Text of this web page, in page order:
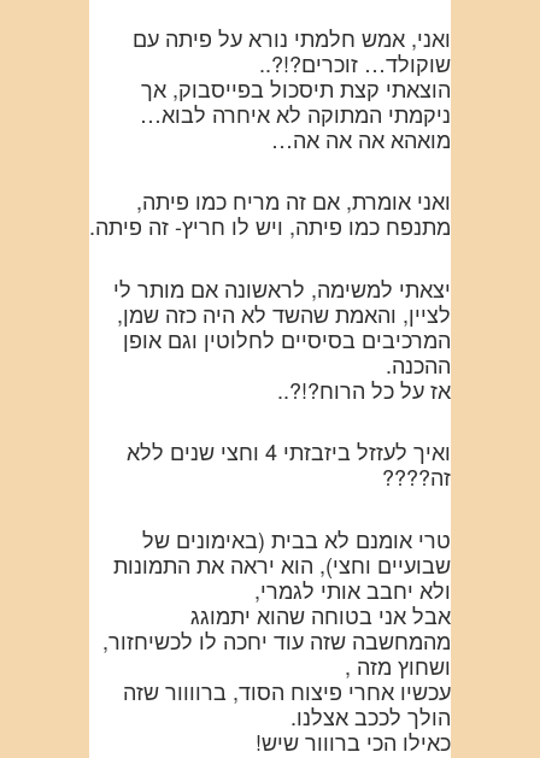
ואני, אמש חלמתי נורא על פיתה עם
שוקולד… זוכרים?!?..
הוצאתי קצת תיסכול בפייסבוק, אך
ניקמתי המתוקה לא איחרה לבוא…
מואהא אה אה אה…
ואני אומרת, אם זה מריח כמו פיתה,
מתנפח כמו פיתה, ויש לו חריץ- זה פיתה.
יצאתי למשימה, לראשונה אם מותר לי
לציין, והאמת שהשד לא היה כזה שמן,
המרכיבים בסיסיים לחלוטין וגם אופן
ההכנה.
אז על כל הרוח?!?..
ואיך לעזזל ביזבזתי 4 וחצי שנים ללא
זה????
טרי אומנם לא בבית (באימונים של
שבועיים וחצי), הוא יראה את התמונות
ולא יחבב אותי לגמרי,
אבל אני בטוחה שהוא יתמוגג
מהמחשבה שזה עוד יחכה לו לכשיחזור,
ושחוץ מזה ,
עכשיו אחרי פיצוח הסוד, ברוווור שזה
הולך לככב אצלנו.
כאילו הכי ברווור שיש!